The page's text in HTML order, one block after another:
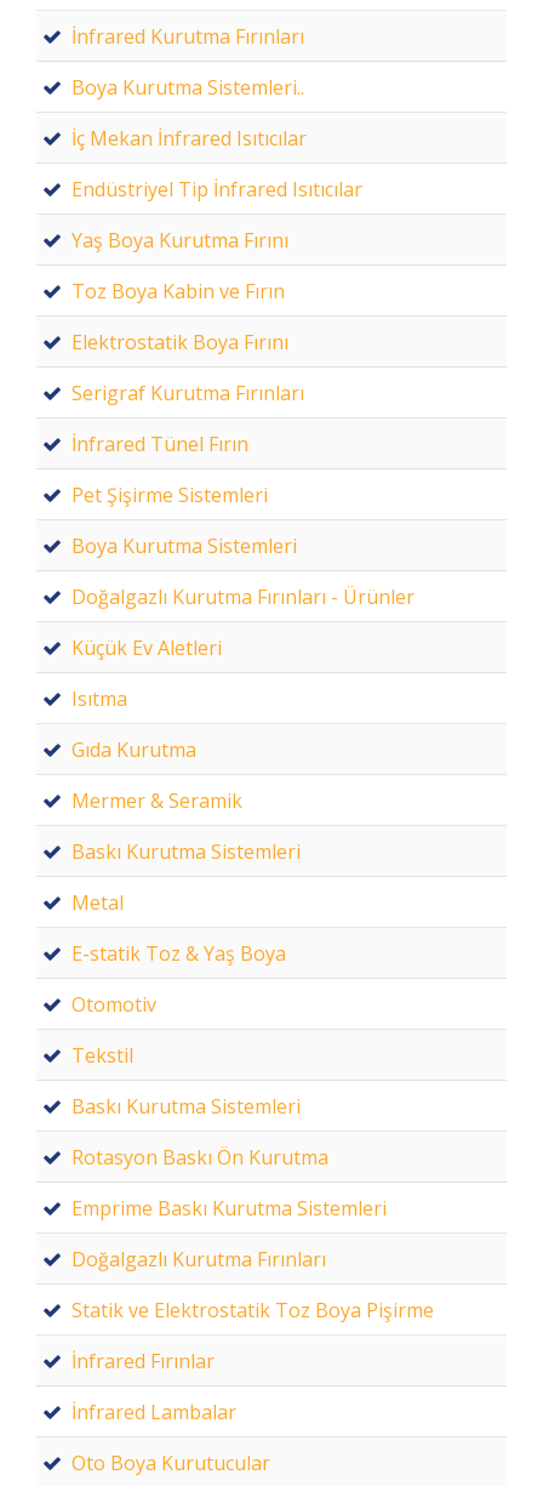
İnfrared Kurutma Fırınları
Boya Kurutma Sistemleri..
İç Mekan İnfrared Isıtıcılar
Endüstriyel Tip İnfrared Isıtıcılar
Yaş Boya Kurutma Fırını
Toz Boya Kabin ve Fırın
Elektrostatik Boya Fırını
Serigraf Kurutma Fırınları
İnfrared Tünel Fırın
Pet Şişirme Sistemleri
Boya Kurutma Sistemleri
Doğalgazlı Kurutma Fırınları - Ürünler
Küçük Ev Aletleri
Isıtma
Gıda Kurutma
Mermer & Seramik
Baskı Kurutma Sistemleri
Metal
E-statik Toz & Yaş Boya
Otomotiv
Tekstil
Baskı Kurutma Sistemleri
Rotasyon Baskı Ön Kurutma
Emprime Baskı Kurutma Sistemleri
Doğalgazlı Kurutma Fırınları
Statik ve Elektrostatik Toz Boya Pişirme
İnfrared Fırınlar
İnfrared Lambalar
Oto Boya Kurutucular